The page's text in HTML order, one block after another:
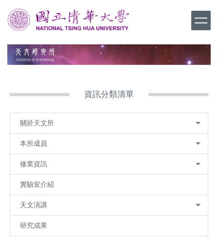
到
主
容
資訊分類清單
關於天文所
本所成員
修業資訊
實驗室介紹
天文演講
研究成果